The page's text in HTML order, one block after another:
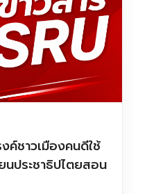
ชาวเมืองคนดีใช้
ประชาธิปไตยสอน